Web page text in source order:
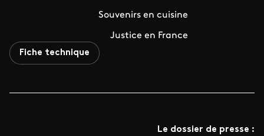
Souvenirs en cuisine
Justice en France
Fiche technique
Le dossier de presse :